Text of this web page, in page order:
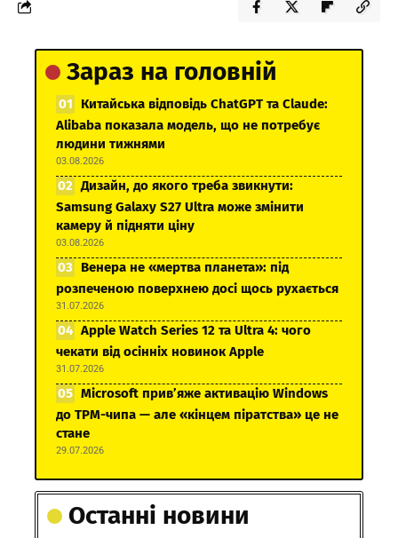
Зараз на головній
Китайська відповідь ChatGPT та Claude:
Alibaba показала модель, що не потребує
людини тижнями
03.08.2026
Дизайн, до якого треба звикнути:
Samsung Galaxy S27 Ultra може змінити
камеру й підняти ціну
03.08.2026
Венера не «мертва планета»: під
розпеченою поверхнею досі щось рухається
31.07.2026
Apple Watch Series 12 та Ultra 4: чого
чекати від осінніх новинок Apple
31.07.2026
Microsoft прив’яже активацію Windows
до TPM-чипа — але «кінцем піратства» це не
стане
29.07.2026
Останні новини